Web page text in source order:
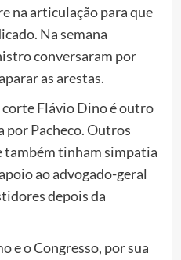
na articulação para que
Na semana
conversaram por
as arestas.
Flávio Dino é outro
por Pacheco. Outros
também tinham simpatia
ao advogado-geral
depois da
e o Congresso, por sua